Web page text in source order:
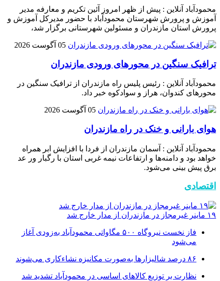
محمودآباد آنلاین : پیش از ظهر امروز آئین تکریم و معارفه مدیر
آموزش و پرورش شهرستان محمودآباد با حضور مدیرکل آموزش و
پرورش استان مازندران و مسئولین شهرستانی برگزار شد،
05 آگوست 2026
ترافیک سنگین در محور‌های ورودی مازندران
محمودآباد آنلاین : رئیس پلیس راه مازندران از ترافیک سنگین در
محور‌های کندوان، هراز و سوادکوه خبر داد.
05 آگوست 2026
هوای بارانی و خنک در راه مازندران
محمودآباد آنلاین : آسمان مازندران از فردا با افزایش ابر همراه
خواهد بود و دامنه‌ها و ارتفاعات نیمه غربی استان با رگبار ور عد
برق پیش بینی می‌شود.
اقتصادی
۱۹ ماینر غیرمجاز در مازندران از مدار خارج شد
فاز نخست نیروگاه ۵۰۰ مگاواتی محمودآباد به‌زودی آغاز
می‌شود
۸۶ درصد شالیزارها به‌صورت مکانیزه نشاءکاری می‌شوند
نظارت بر توزیع کالا‌های اساسی در محمودآباد تشدید شد